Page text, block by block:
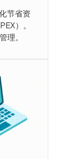
节省资
）。
理。